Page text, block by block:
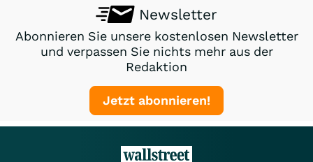
Newsletter
Abonnieren Sie unsere kostenlosen Newsletter
und verpassen Sie nichts mehr aus der
Redaktion
Jetzt abonnieren!